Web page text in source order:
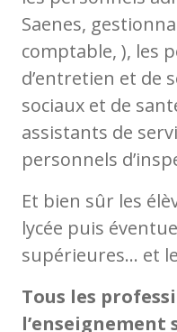
Saenes,
comptable, ), les
d’entretien et de
sociaux et de
assistants de
personnels
Et bien sûr les
lycée puis
supérieures… et
Tous les
l’enseignement